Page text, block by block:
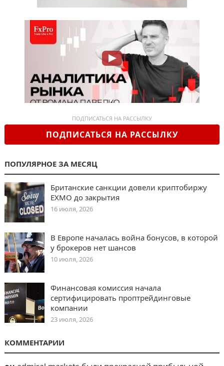
ПОДПИСАТЬСЯ НА РАССЫЛКУ
ПОДПИСАТЬСЯ НА РАССЫЛКУ
ПОПУЛЯРНОЕ ЗА МЕСЯЦ
Британские санкции довели криптобиржу
EXMO до закрытия
16 июля, 2026
В Европе началась война бонусов, в которой
у брокеров нет шансов
10 июля, 2026
Финансовая комиссия начала
сертифицировать проптрейдинговые
компании
23 июля, 2026
КОММЕНТАРИИ